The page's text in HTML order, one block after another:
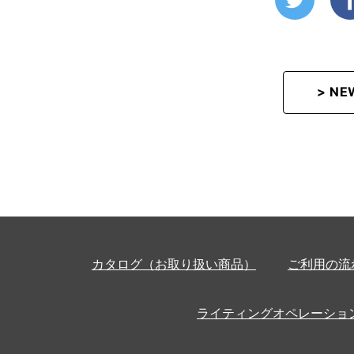
>
カタログ（お取り扱い商品） ご利用の流
ライティングオペレーショ